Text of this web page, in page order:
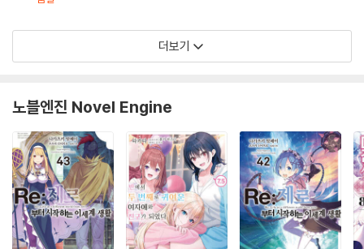
더보기
노블엔진 Novel Engine